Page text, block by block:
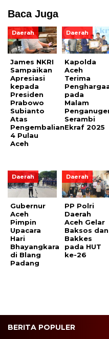
Baca Juga
Daerah
James NKRI
Sampaikan
Apresiasi
kepada
Presiden
Prabowo
Subianto
Atas
Pengembalian
4 Pulau
Aceh
Daerah
Kapolda
Aceh
Terima
pada
Malam
Serambi
Ekraf 2025
Daerah
Gubernur
Aceh
Pimpin
Upacara
Hari
Bhayangkara
di Blang
Padang
Daerah
PP Polri
Daerah
Aceh Gelar
Baksos dan
Bakkes
pada HUT
ke-26
BERITA POPULER